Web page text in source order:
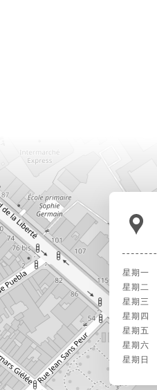
星期一
星期二
星期三
星期四
星期五
星期六
星期日